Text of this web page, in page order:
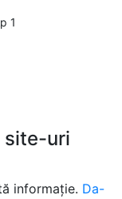
1
site-uri
informație. Da-